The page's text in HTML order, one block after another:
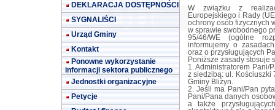
DEKLARACJA DOSTĘPNOŚCI
SYGNALIŚCI
Urząd Gminy
Kontakt
Ponowne wykorzystanie
informacji sektora publicznego
Jednostki organizacyjne
Petycje
W związku z
Europejskiego i Rady
ochrony osób fizycznych
w sprawie swobodnego
95/46/WE (ogólne
informujemy o
oraz o przysługujących
Poniższe zasady stosuje
1. Administratorem Pani/
z siedzibą: ul. Kościuszki
Gminy Bliżyn.
2. Jeśli ma Pani/Pan
Pani/Pana danych
a także